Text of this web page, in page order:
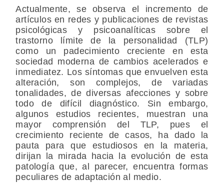
Actualmente, se observa el incremento de
artículos en redes y publicaciones de revistas
psicológicas y psicoanalíticas sobre el
trastorno límite de la personalidad (TLP)
como un padecimiento creciente en esta
sociedad moderna de cambios acelerados e
inmediatez. Los síntomas que envuelven esta
alteración, son complejos, de variadas
tonalidades, de diversas afecciones y sobre
todo de difícil diagnóstico. Sin embargo,
algunos estudios recientes, muestran una
mayor comprensión del TLP, pues el
crecimiento reciente de casos, ha dado la
pauta para que estudiosos en la materia,
dirijan la mirada hacia la evolución de esta
patología que, al parecer, encuentra formas
peculiares de adaptación al medio.